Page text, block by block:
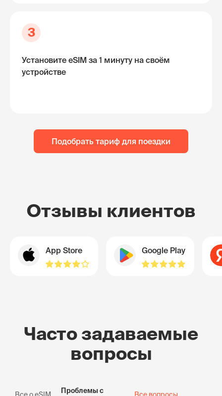
3
Установите eSIM за 1 минуту на своём
устройстве
Подобрать тариф для поездки
Отзывы клиентов
App Store Google Play
Часто задаваемые
вопросы
Все о eSIM
Проблемы с
Все вопросы